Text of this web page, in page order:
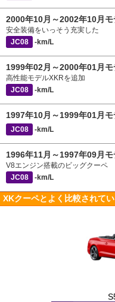
2000年10月～2002年10月モ
安全装備をいっそう充実した
JC08
-km/L
1999年02月～2000年01月モ
高性能モデルXKRを追加
JC08
-km/L
1997年10月～1999年01月モ
JC08 -km/L
1996年11月～1997年09月モ
V8エンジン搭載のビッグクーペ
JC08
-km/L
XKクーペとよく比較されて